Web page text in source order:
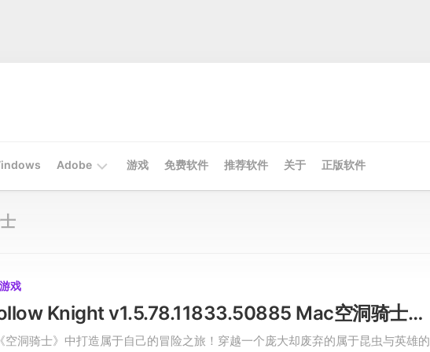
Adobe 游戏 免费软件 推荐软件 关于 正版软件
游戏
Hollow Knight v1.5.78.11833.50885 Mac空洞骑士破解版
空洞骑士》中打造属于自己的冒险之旅！穿越一个庞大却废弃的属于昆虫与英雄的